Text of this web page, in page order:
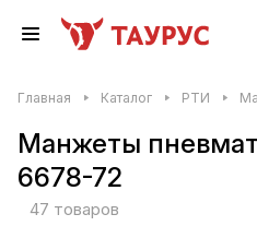
Главная Каталог РТИ
Манжеты
6678-72
47 товаров